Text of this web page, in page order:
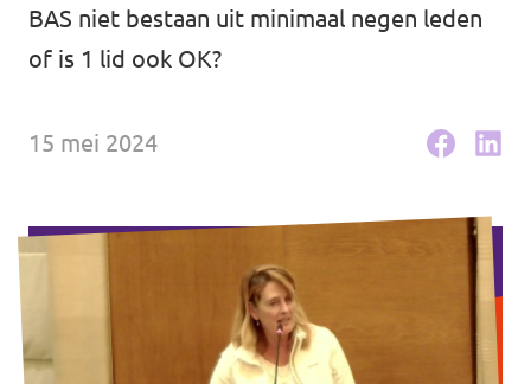
Gemeenteraadsverkiezingen 2026
Voor leden
Vacatures
BAS niet bestaan uit minimaal negen leden
of is 1 lid ook OK?
15 mei 2024